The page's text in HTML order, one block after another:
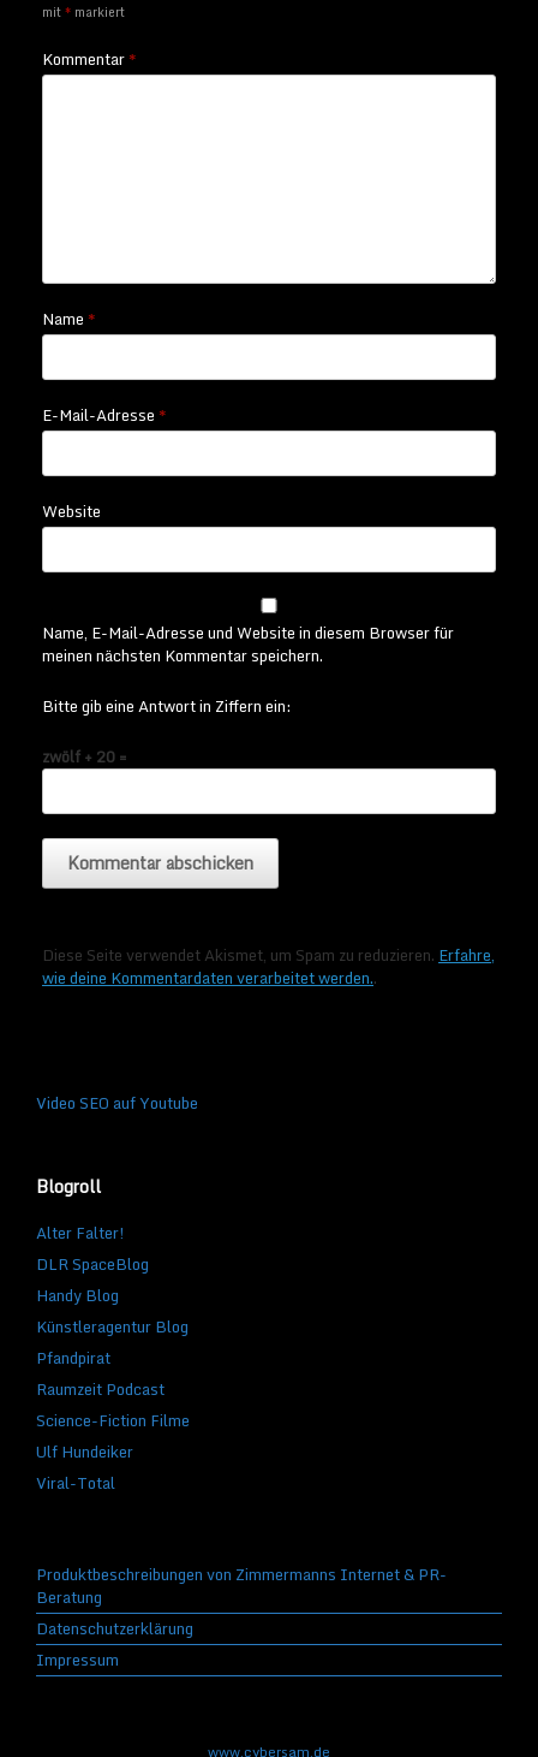
mit* markiert
Kommentar*
Name*
E-Mail-Adresse*
Website
Name, E-Mail-Adresse und Website in diesem Browser für
meinen nächsten Kommentar speichern.
Bitte gib eine Antwort in Ziffern ein:
zwölf + 20 =
Diese Seite verwendet Akismet, um Spam zu reduzieren. Erfahre,
wie deine Kommentardaten verarbeitet werden..
Video SEO auf Youtube
Blogroll
Alter Falter!
DLR SpaceBlog
Handy Blog
Künstleragentur Blog
Pfandpirat
Raumzeit Podcast
Science-Fiction Filme
Ulf Hundeiker
Viral-Total
Produktbeschreibungen von Zimmermanns Internet & PR-
Beratung
Datenschutzerklärung
Impressum
www.cybersam.de